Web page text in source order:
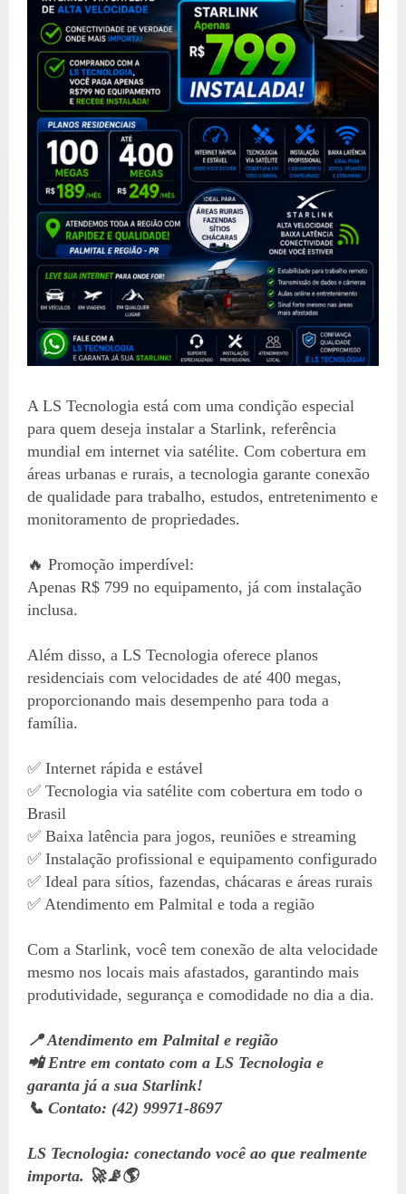
A LS Tecnologia está com uma condição especial
para quem deseja instalar a Starlink, referência
mundial em internet via satélite. Com cobertura em
áreas urbanas e rurais, a tecnologia garante conexão
de qualidade para trabalho, estudos, entretenimento e
monitoramento de propriedades.
🔥 Promoção imperdível:
Apenas R$ 799 no equipamento, já com instalação
inclusa.
Além disso, a LS Tecnologia oferece planos
residenciais com velocidades de até 400 megas,
proporcionando mais desempenho para toda a
família.
✅ Internet rápida e estável
✅ Tecnologia via satélite com cobertura em todo o
Brasil
✅ Baixa latência para jogos, reuniões e streaming
✅ Instalação profissional e equipamento configurado
✅ Ideal para sítios, fazendas, chácaras e áreas rurais
✅ Atendimento em Palmital e toda a região
Com a Starlink, você tem conexão de alta velocidade
mesmo nos locais mais afastados, garantindo mais
produtividade, segurança e comodidade no dia a dia.
📍 Atendimento em Palmital e região
📲 Entre em contato com a LS Tecnologia e
garanta já a sua Starlink!
📞 Contato: (42) 99971-8697
LS Tecnologia: conectando você ao que realmente
importa. 🚀📡🌎